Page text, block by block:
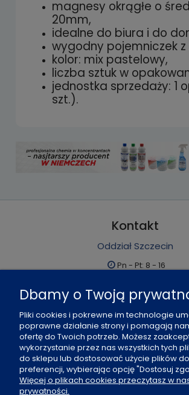
magnesy okrągłe o
20mm,
idealne do biura i do
wygodny pojemniczek z
kolor: mix pastelowy,
liczba sztuk w
jednostka sprzedaży: 1
szt.).
Kontakt
Oddział Szczecin
Pn - Pt: 8 - 16
91 484 07 06
biuro@office-land.pl
Fax: 91 484 49 27
O nas
Dbamy o Twoją
Pliki cookies i pokrewne im technologie
poprawne działanie strony i pomagają
ofertę do Twoich potrzeb. Możesz
wykorzystanie przez nas wszystkich tych
do sklepu lub dostosować użycie plików
preferencji, wybierając opcję "Dostosuj
Więcej o plikach cookies przeczytasz w
prywatności.